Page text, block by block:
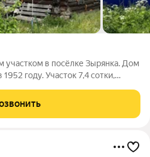
участком в посёлке Зырянка. Дом
году. Участок 7,4 сотки,
косметический ремонт.